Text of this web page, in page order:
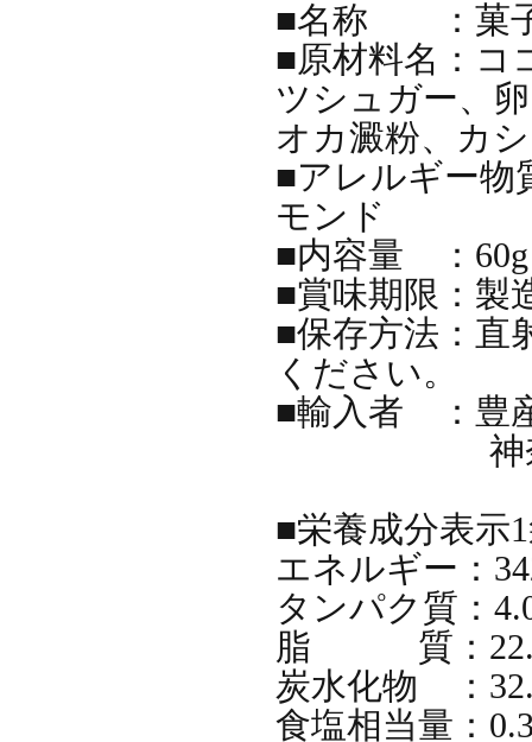
■名称 ：菓
■原材料名：コ
ツシュガー、
オカ澱粉、カ
■アレルギー物
モンド
■内容量 ：60g
■賞味期限：製
■保存方法：直
ください。
■輸入者 ：豊
神奈川県
■栄養成分表示
エネルギー：
タンパク質：
脂 質：
炭水化物 ：
食塩相当量：